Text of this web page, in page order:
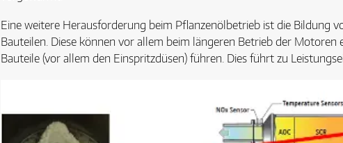
Eine weitere Herausforderung beim Pflanzenölbetrieb ist die Bildung
Bauteilen. Diese können vor allem beim längeren Betrieb der
Bauteile (vor allem den Einspritzdüsen) führen. Dies führt zu